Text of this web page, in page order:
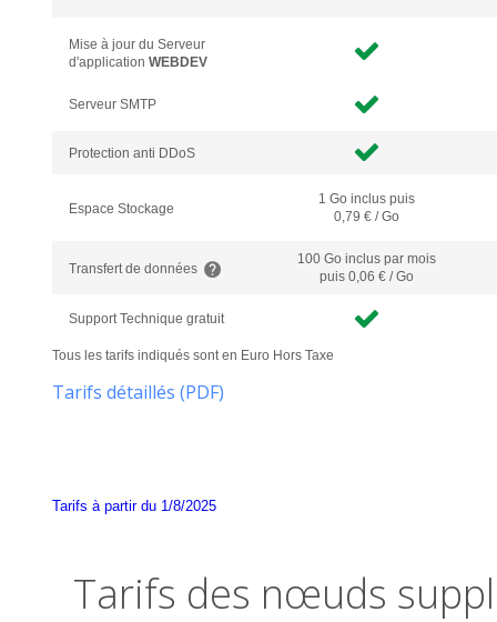
Mise à jour du Serveur
d'application WEBDEV
Serveur SMTP
Protection anti DDoS
Espace Stockage
1 Go inclus puis
0,79 € / Go
Transfert de données
100 Go incluspar mois
puis 0,06 € / Go
Support Technique gratuit
Tous les tarifs indiqués sont en Euro Hors Taxe
Tarifs détaillés (PDF)
Tarifs à partir du 1/8/2025
Tarifs des nœuds